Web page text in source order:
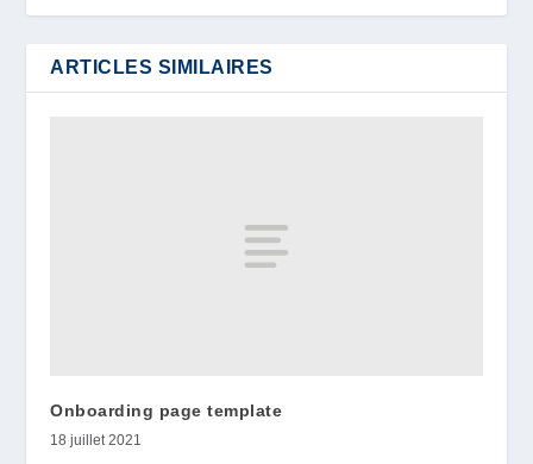
ARTICLES SIMILAIRES
Onboarding page template
18 juillet 2021